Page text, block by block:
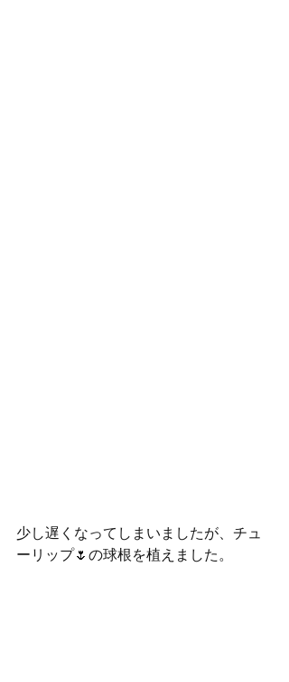
少し遅くなってしまいましたが、チュ
ーリップ🌷の球根を植えました。